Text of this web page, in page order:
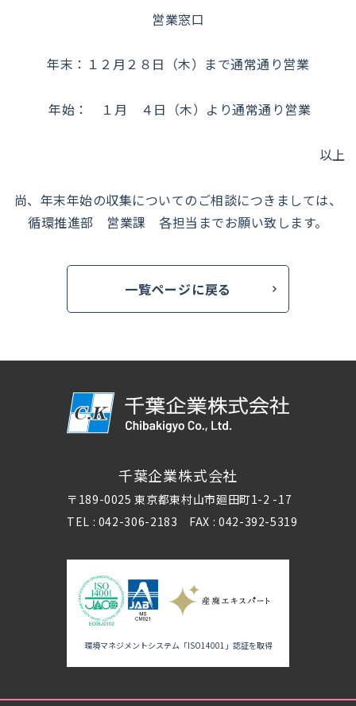
営業窓口
年末：１２月２８日（木）まで通常通り営業
年始： １月 ４日（木）より通常通り営業
以上
尚、年末年始の収集についてのご相談につきましては、
循環推進部 営業課 各担当までお願い致します。
一覧ページに戻る
千葉企業株式会社
〒189-0025 東京都東村山市廻田町1-2 -17
TEL : 042-306-2183 FAX : 042-392-5319
環境マネジメントシステム「ISO14001」認証を取得